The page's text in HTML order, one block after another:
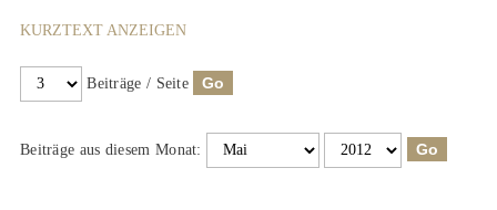
KURZTEXT ANZEIGEN
Beiträge / Seite
Beiträge aus diesem Monat: